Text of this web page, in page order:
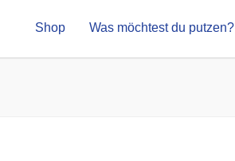
Shop Was möchtest du putzen?